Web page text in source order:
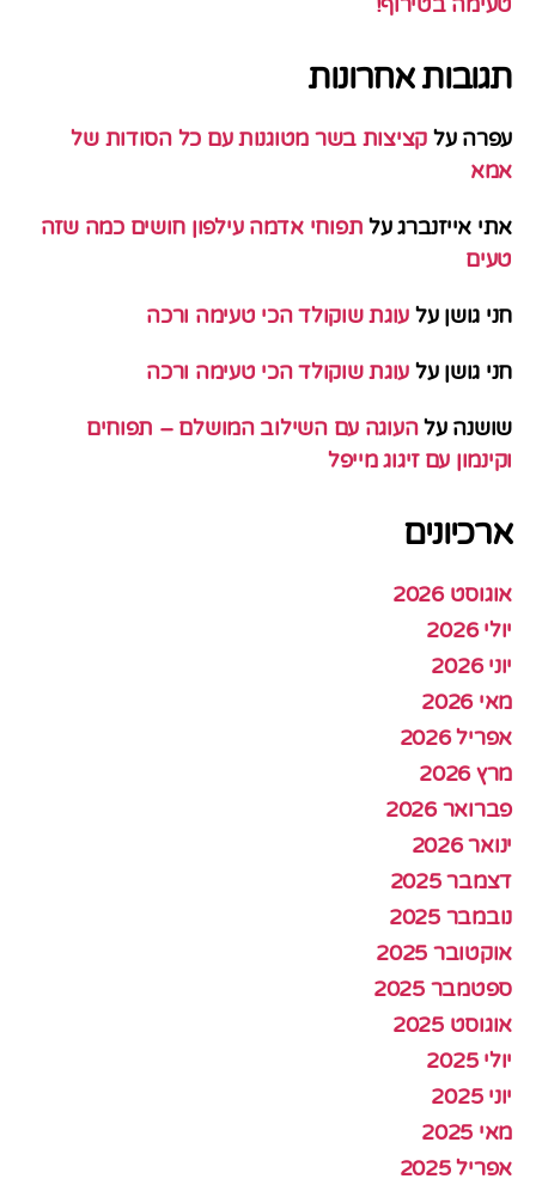
תגובות אחרונות
עפרה על קציצות בשר מטוגנות עם כל הסודות של
אמא
אתי אייזנברגעל תפוחי אדמה עילפון חושים כמה שזה
טעים
חני גושן על עוגת שוקולד הכי טעימה ורכה
חני גושן על עוגת שוקולד הכי טעימה ורכה
שושנה עלהעוגה עם השילוב המושלם – תפוחים
וקינמון עם זיגוג מייפל
ארכיונים
אוגוסט 2026
יולי 2026
יוני 2026
מאי 2026
אפריל 2026
מרץ 2026
פברואר 2026
ינואר 2026
דצמבר 2025
נובמבר 2025
אוקטובר 2025
ספטמבר 2025
אוגוסט 2025
יולי 2025
יוני 2025
מאי 2025
אפריל 2025